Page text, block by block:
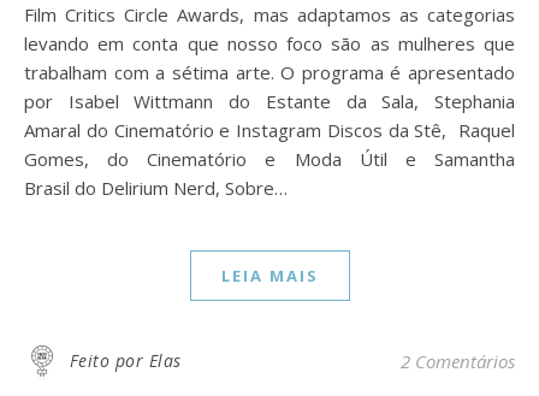
Film Critics Circle Awards, mas adaptamos as categorias
levando em conta que nosso foco são as mulheres que
trabalham com a sétima arte. O programa é apresentado
por Isabel Wittmann do Estante da Sala, Stephania
Amaral do Cinematório e Instagram Discos da Stê, Raquel
Gomes, do Cinematório e Moda Útil e Samantha
Brasil do Delirium Nerd, Sobre…
LEIA MAIS
Feito por Elas 2 Comentários